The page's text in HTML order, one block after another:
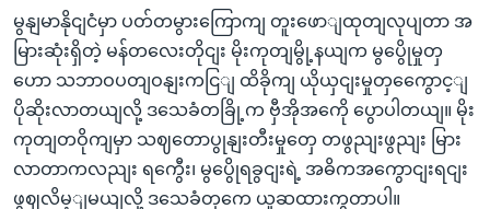
မွနျမာနိုငျငံမှာ ပတ်တမွားကြောကျ တူးဖောျထုတျလုပျတာ အ
မြားဆုံးရှိတဲ့ မန်တလေးတိုငျး မိုးကုတျမွို့နယျက မွပွေိုမှုတှ
ဟော သဘာဝပတျဝနျးကငြျ ထိခိုကျ ယိုယှငျးမှုတှကွေောင့ျ
ပိုဆိုးလာတယျလို့ ဒသေခံတခြို့က ဗှီအိုအကေို ပွောပါတယျ။ မိုး
ကုတျတဝိုကျမှာ သဈတောပွုနျးတီးမှုတှေ တဖွညျးဖွညျး မြား
လာတာကလညျး ရကွေီး၊ မွပွေိုရခွငျးရဲ့ အဓိကအကွောငျးရငျး
ဖွဈလိမ့ျမယျလို့ ဒသေခံတှကေ ယူဆထားကွတာပါ။